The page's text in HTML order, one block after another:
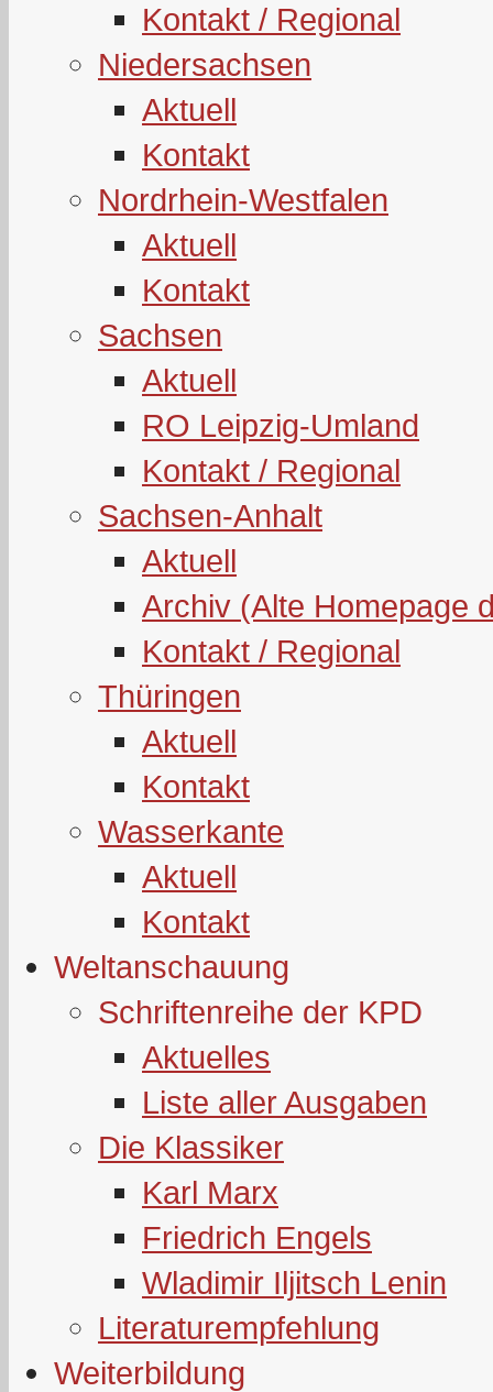
Kontakt / Regional
Niedersachsen
Aktuell
Kontakt
Nordrhein-Westfalen
Aktuell
Kontakt
Sachsen
Aktuell
RO Leipzig-Umland
Kontakt / Regional
Sachsen-Anhalt
Aktuell
Archiv (Alte Homepage
Kontakt / Regional
Thüringen
Aktuell
Kontakt
Wasserkante
Aktuell
Kontakt
Weltanschauung
Schriftenreihe der KPD
Aktuelles
Liste aller Ausgaben
Die Klassiker
Karl Marx
Friedrich Engels
Wladimir Iljitsch Lenin
Literaturempfehlung
Weiterbildung